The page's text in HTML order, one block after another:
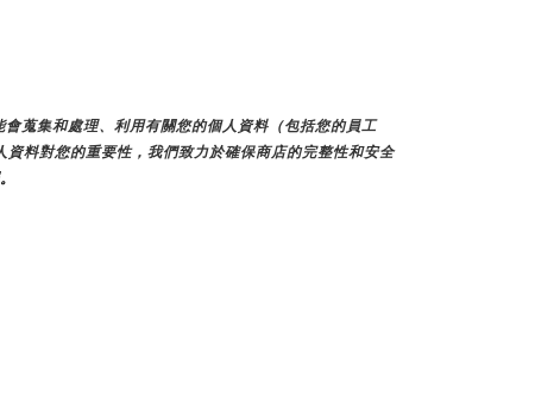
蒐集和處理、利用有關您的個人資料（包括您的員工
料對您的重要性，我們致力於確保商店的完整性和安全